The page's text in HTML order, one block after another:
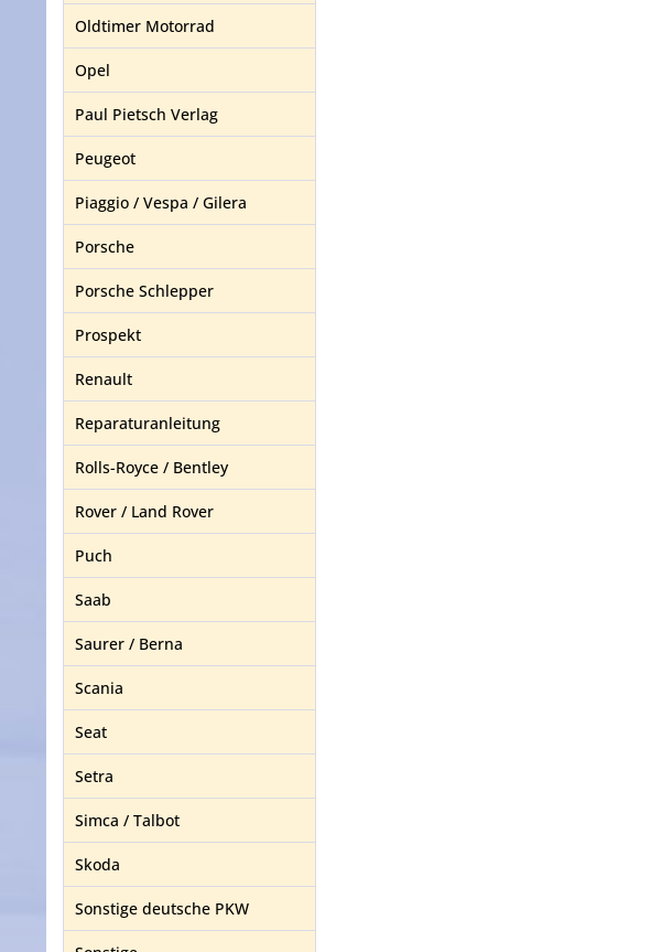
Oldtimer Motorrad
Opel
Paul Pietsch Verlag
Peugeot
Piaggio / Vespa / Gilera
Porsche
Porsche Schlepper
Prospekt
Renault
Reparaturanleitung
Rolls-Royce / Bentley
Rover / Land Rover
Puch
Saab
Saurer / Berna
Scania
Seat
Setra
Simca / Talbot
Skoda
Sonstige deutsche PKW